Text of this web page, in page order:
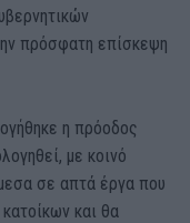
πρόσφατη επίσκεψη
η πρόοδος
με κοινό
σε απτά έργα που
και θα